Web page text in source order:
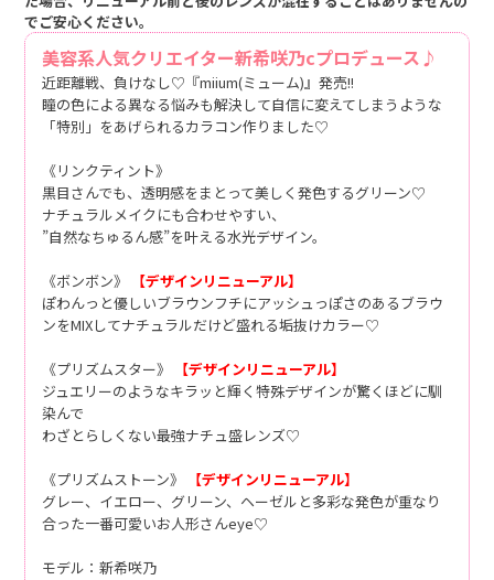
でご安心ください。
美容系人気クリエイター新希咲乃cプロデュース♪
近距離戦、負けなし♡『miium(ミューム)』発売!!
瞳の色による異なる悩みも解決して自信に変えてしまうような
「特別」をあげられるカラコン作りました♡
《リンクティント》
黒目さんでも、透明感をまとって美しく発色するグリーン♡
ナチュラルメイクにも合わせやすい、
”自然なちゅるん感”を叶える水光デザイン。
《ボンボン》
【デザインリニューアル】
ぽわんっと優しいブラウンフチにアッシュっぽさのあるブラウ
ンをMIXしてナチュラルだけど盛れる垢抜けカラー♡
《プリズムスター》
【デザインリニューアル】
ジュエリーのようなキラッと輝く特殊デザインが驚くほどに馴
染んで
わざとらしくない最強ナチュ盛レンズ♡
《プリズムストーン》
【デザインリニューアル】
グレー、イエロー、グリーン、ヘーゼルと多彩な発色が重なり
合った一番可愛いお人形さんeye♡
モデル：新希咲乃